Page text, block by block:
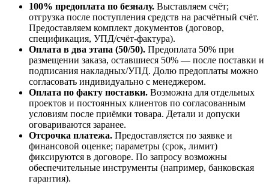
100% предоплата по безналу. Выставляем счёт;
отгрузка после поступления средств на расчётный счёт.
Предоставляем комплект документов (договор,
спецификация, УПД/счёт-фактура).
Оплата в два этапа (50/50). Предоплата 50% при
размещении заказа, оставшиеся 50% — после поставки и
подписания накладных/УПД. Долю предоплаты можно
согласовать индивидуально с менеджером.
Оплата по факту поставки. Возможна для отдельных
проектов и постоянных клиентов по согласованным
условиям после приёмки товара. Детали и допуски
оговариваются заранее.
Отсрочка платежа. Предоставляется по заявке и
финансовой оценке; параметры (срок, лимит)
фиксируются в договоре. По запросу возможны
обеспечительные инструменты (например, банковская
гарантия).